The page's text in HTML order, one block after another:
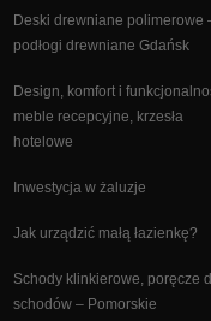
Deski drewniane polimerowe
podłogi drewniane Gdańsk
Design, komfort i
meble recepcyjne, krzesła
hotelowe
Inwestycja w żaluzje
Jak urządzić małą łazienkę?
Schody klinkierowe, poręcze
schodów – Pomorskie